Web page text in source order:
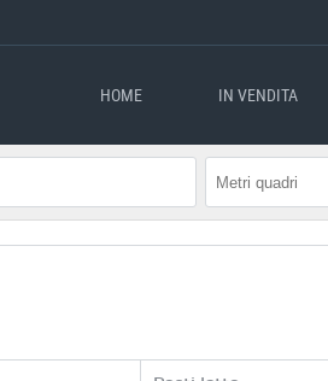
HOME IN VENDITA